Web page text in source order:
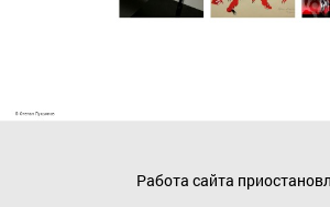
Работа сайта